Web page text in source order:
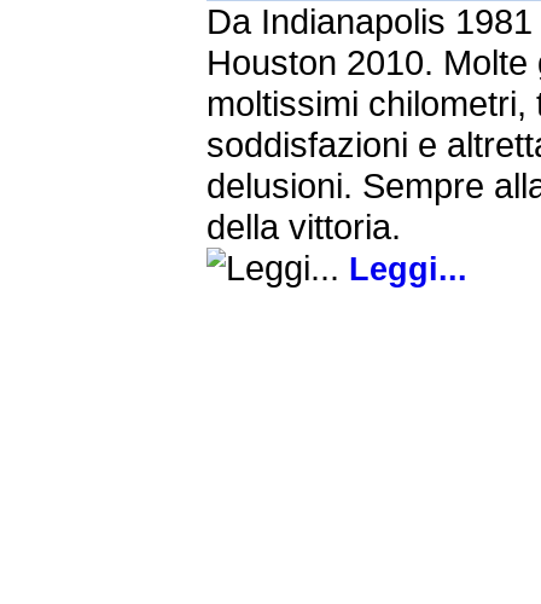
Da Indianapolis 1981
Houston 2010. Molte
moltissimi chilometri,
soddisfazioni e
delusioni. Sempre
della vittoria.
Leggi...